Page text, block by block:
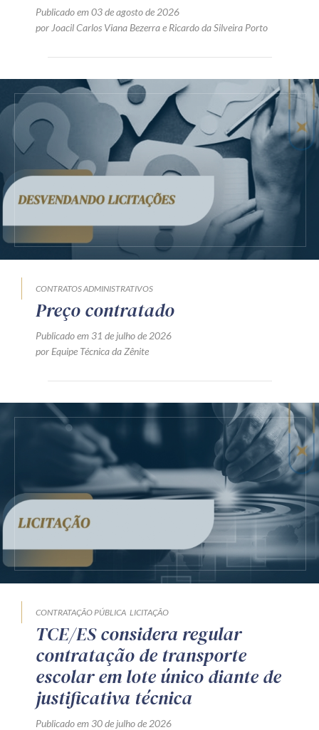
Publicado em 03 de agosto de 2026
por Joacil Carlos Viana Bezerrae Ricardo da Silveira Porto
CONTRATOS ADMINISTRATIVOS
Preço contratado
Publicado em 31 de julho de 2026
por Equipe Técnica da Zênite
CONTRATAÇÃO PÚBLICA LICITAÇÃO
TCE/ES considera regular
contratação de transporte
escolar em lote único diante de
justificativa técnica
Publicado em 30 de julho de 2026